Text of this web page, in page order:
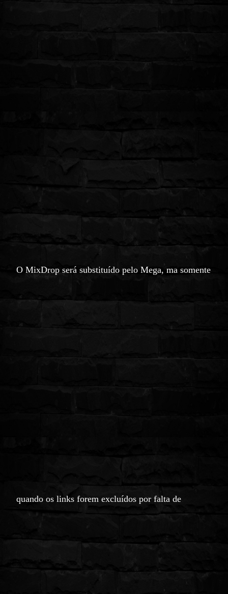
O MixDrop será substituído pelo Mega, ma somente
quando os links forem excluídos por falta de